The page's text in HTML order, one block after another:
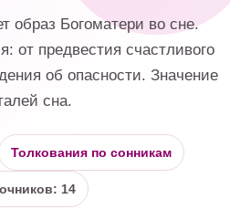
образ Богоматери во сне.
от предвестия счастливого
об опасности. Значение
сна.
Толкования по сонникам
14